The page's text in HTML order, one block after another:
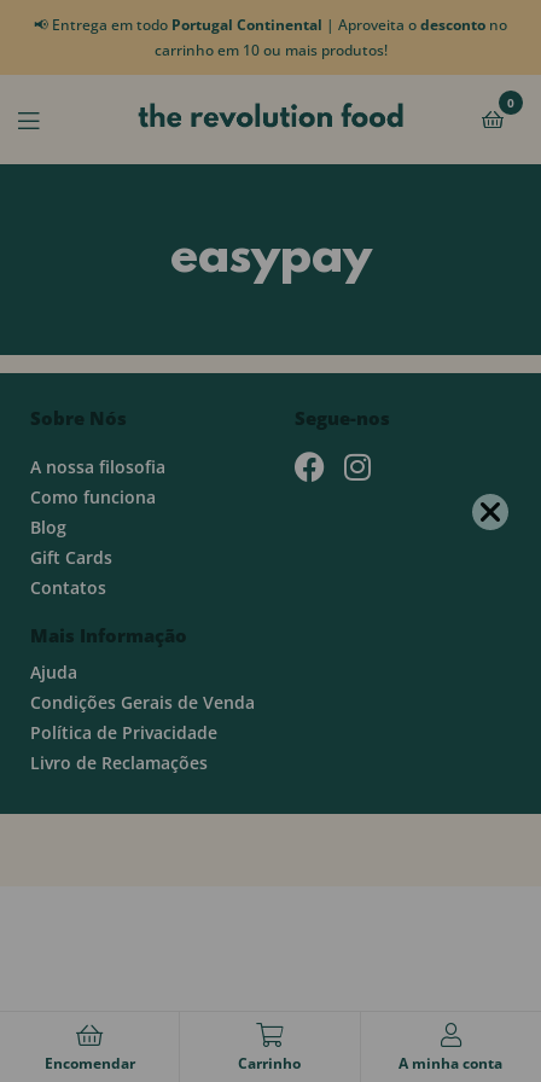
📢 Entrega em todo Portugal Continental | Aproveita odesconto no
carrinho em 10 ou mais produtos!
0
easypay
Sobre Nós
A nossa filosofia
Como funciona
Blog
Gift Cards
Contatos
Mais Informação
Ajuda
Condições Gerais de Venda
Política de Privacidade
Livro de Reclamações
Segue-nos
Encomendar Carrinho A minha conta